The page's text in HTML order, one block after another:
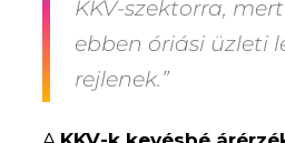
KKV-szektorra,
ebben óriási üzleti
rejlenek.”